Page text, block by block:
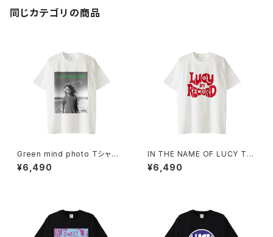
同じカテゴリの商品
Green mind photo Tシャツ 1
014-230221312
¥6,490
IN THE NAME OF LUCY Tシ
ャツ_Red Medicine 1014-23
0221313
¥6,490